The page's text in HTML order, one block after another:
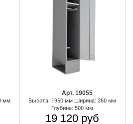
мм
Арт. 19055
Высота: 1950 мм Ширина: 350 мм
Глубина: 500 мм
19 120 руб